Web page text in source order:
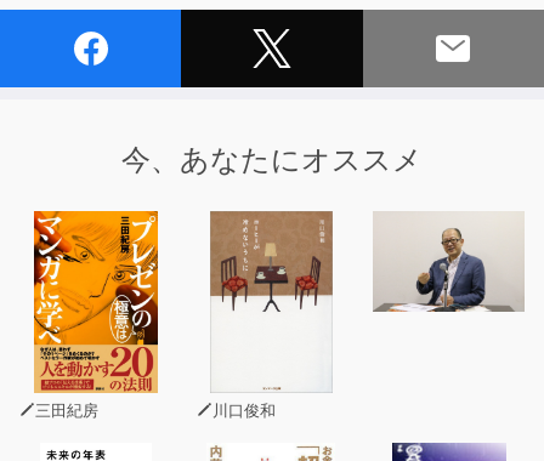
■制作協力＆音楽制作
今、あなたにオススメ
三田紀房 川口俊和